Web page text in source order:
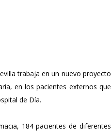
trabaja en un nuevo proyecto
en los pacientes externos que
de Día.
184 pacientes de diferentes